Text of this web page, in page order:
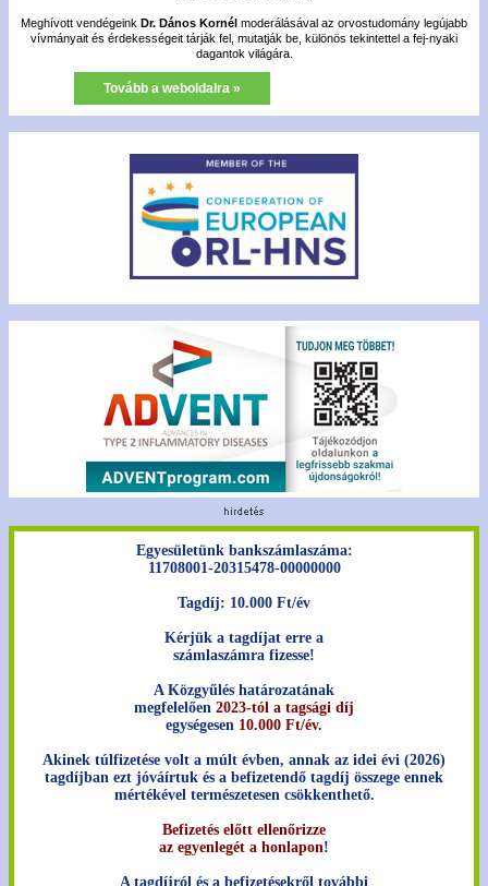
Meghívott vendégeink Dr. Dános Kornél moderálásával az orvostudomány legújabb
vívmányait és érdekességeit tárják fel, mutatják be, különös tekintettel a fej-nyaki
dagantok világára.
Tovább a weboldalra »
Egyesületünk bankszámlaszáma:
11708001-20315478-00000000
Tagdíj: 10.000 Ft/év
Kérjük a tagdíjat erre a
számlaszámra fizesse!
A Közgyűlés határozatának
megfelelően 2023-tól a tagsági díj
egységesen 10.000 Ft/év.
Akinek túlfizetése volt a múlt évben, annak az idei évi (2026)
tagdíjban ezt jóváírtuk és a befizetendő tagdíj összege ennek
mértékével természetesen csökkenthető.
Befizetés előtt ellenőrizze
az egyenlegét a honlapon!
A tagdíjról és a befizetésekről további